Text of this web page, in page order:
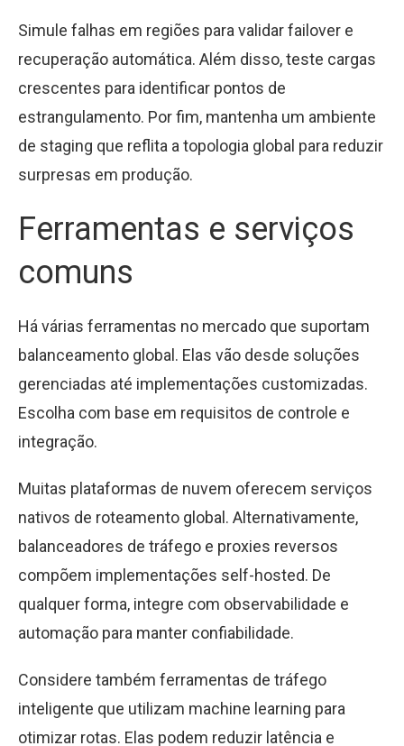
Simule falhas em regiões para validar failover e
recuperação automática. Além disso, teste cargas
crescentes para identificar pontos de
estrangulamento. Por fim, mantenha um ambiente
de staging que reflita a topologia global para reduzir
surpresas em produção.
Ferramentas e serviços
comuns
Há várias ferramentas no mercado que suportam
balanceamento global. Elas vão desde soluções
gerenciadas até implementações customizadas.
Escolha com base em requisitos de controle e
integração.
Muitas plataformas de nuvem oferecem serviços
nativos de roteamento global. Alternativamente,
balanceadores de tráfego e proxies reversos
compõem implementações self-hosted. De
qualquer forma, integre com observabilidade e
automação para manter confiabilidade.
Considere também ferramentas de tráfego
inteligente que utilizam machine learning para
otimizar rotas. Elas podem reduzir latência e